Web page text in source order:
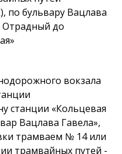
по бульвару Вацлава
Отрадный до
вокзала
станции «Кольцевая
Вацлава Гавела»,
трамваем № 14 или
трамвайных путей -